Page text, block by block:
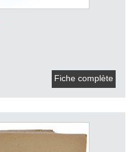
Fiche complète